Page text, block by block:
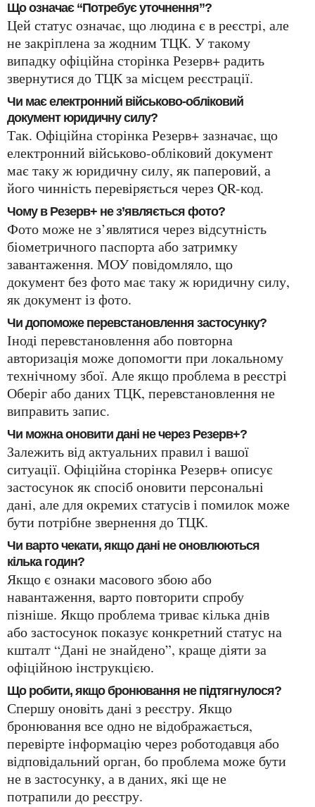
Що означає “Потребує уточнення”?
Цей статус означає, що людина є в реєстрі, але
не закріплена за жодним ТЦК. У такому
випадку офіційна сторінка Резерв+ радить
звернутися до ТЦК за місцем реєстрації.
Чи має електронний військово-обліковий
документ юридичну силу?
Так. Офіційна сторінка Резерв+ зазначає, що
електронний військово-обліковий документ
має таку ж юридичну силу, як паперовий, а
його чинність перевіряється через QR-код.
Чому в Резерв+ не з’являється фото?
Фото може не з’являтися через відсутність
біометричного паспорта або затримку
завантаження. МОУ повідомляло, що
документ без фото має таку ж юридичну силу,
як документ із фото.
Чи допоможе перевстановлення застосунку?
Іноді перевстановлення або повторна
авторизація може допомогти при локальному
технічному збої. Але якщо проблема в реєстрі
Оберіг або даних ТЦК, перевстановлення не
виправить запис.
Чи можна оновити дані не через Резерв+?
Залежить від актуальних правил і вашої
ситуації. Офіційна сторінка Резерв+ описує
застосунок як спосіб оновити персональні
дані, але для окремих статусів і помилок може
бути потрібне звернення до ТЦК.
Чи варто чекати, якщо дані не оновлюються
кілька годин?
Якщо є ознаки масового збою або
навантаження, варто повторити спробу
пізніше. Якщо проблема триває кілька днів
або застосунок показує конкретний статус на
кшталт “Дані не знайдено”, краще діяти за
офіційною інструкцією.
Що робити, якщо бронювання не підтягнулося?
Спершу оновіть дані з реєстру. Якщо
бронювання все одно не відображається,
перевірте інформацію через роботодавця або
відповідальний орган, бо проблема може бути
не в застосунку, а в даних, які ще не
потрапили до реєстру.